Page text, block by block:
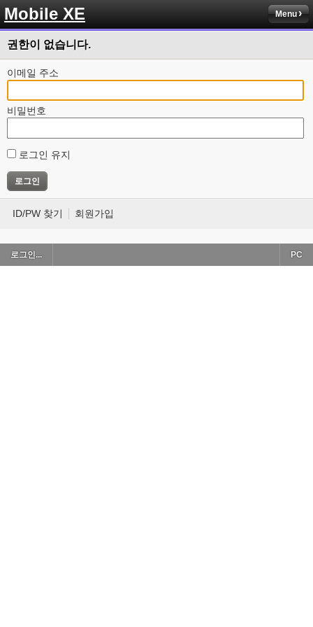
Mobile XE Menu
권한이 없습니다.
이메일 주소
비밀번호
로그인 유지
ID/PW 찾기 회원가입
로그인... PC